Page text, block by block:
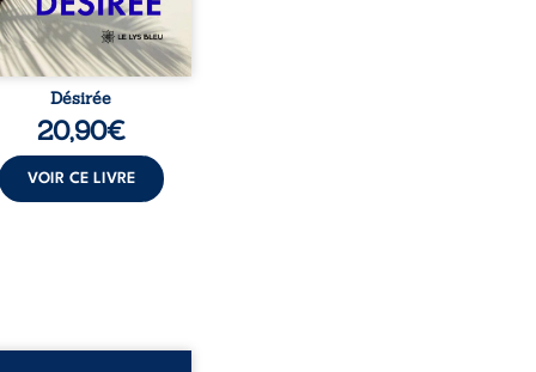
Désirée
20,90€
VOIR CE LIVRE